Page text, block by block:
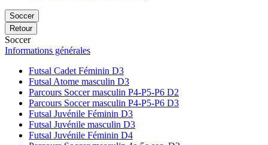
Soccer
Retour
Soccer
Informations générales
Futsal Cadet Féminin D3
Futsal Atome masculin D3
Parcours Soccer masculin P4-P5-P6 D2
Parcours Soccer masculin P4-P5-P6 D3
Futsal Juvénile Féminin D3
Futsal Juvénile masculin D3
Futsal Juvénile Féminin D4